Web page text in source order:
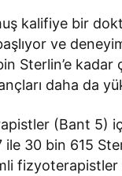
kalifiye bir
ve
Sterlin’e kadar
daha da
(Bant 5)
ile 30 bin 615